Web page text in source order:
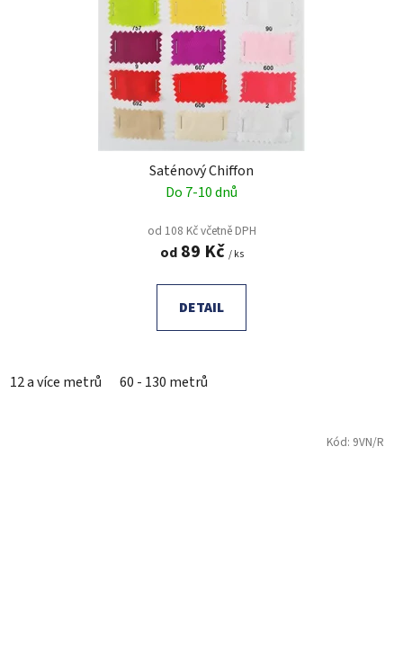
Saténový Chiffon
Do 7-10 dnů
od 108 Kč včetně DPH
od89 Kč / ks
DETAIL
12 a více metrů 60 - 130 metrů
Kód: 9VN/R